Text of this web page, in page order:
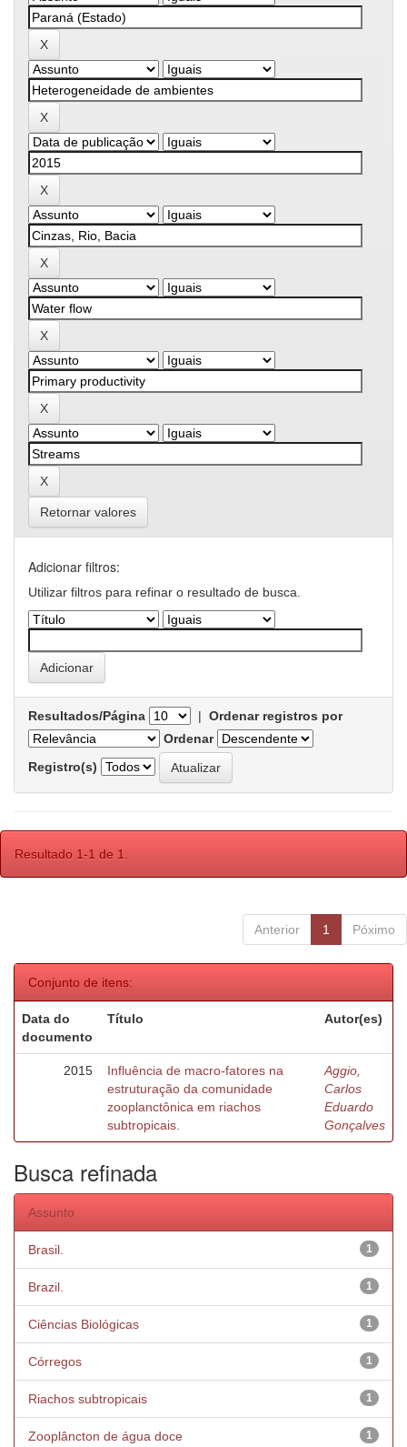
Retornar valores
Adicionar filtros:
Utilizar filtros para refinar o resultado de busca.
Resultados/Página | Ordenar registros por
Ordenar
Registro(s)
Resultado 1-1 de 1.
Anterior 1 Póximo
Conjunto de itens:
Data do
documento
Título Autor(es)
2015
Influência de macro-fatores na
estruturação da comunidade
zooplanctônica em riachos
subtropicais.
Aggio,
Carlos
Eduardo
Gonçalves
Busca refinada
Assunto
1
Brasil.
1
Brazil.
1
Ciências Biológicas
1
Córregos
1
Riachos subtropicais
1
Zooplâncton de água doce